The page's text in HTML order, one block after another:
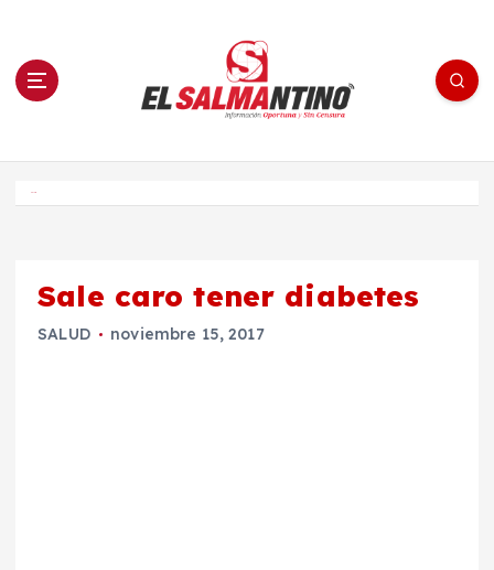
n El Salmantino - medios/noticias/editorial
Sale caro tener diabetes
SALUD noviembre 15, 2017